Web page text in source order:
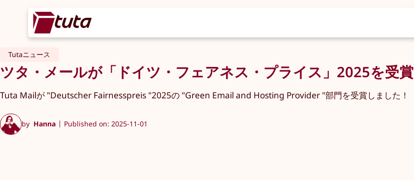
Tutaニュース
ツタ・メールが「ドイツ・フェアネス・プライス」2025を受賞
Tuta Mailが "Deutscher Fairnesspreis "2025の "Green Email and Hosting Provider "部門を受賞しました！
by Hanna Published on: 2025-11-01